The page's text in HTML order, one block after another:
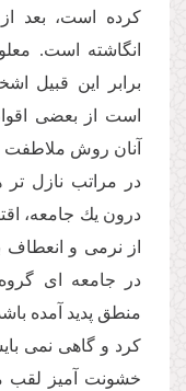
كرده است، بعد
انگاشته است.
برابر این قبیل
است از بعضى
آنان روش
در مراتب نازل
درون یك جامعه،
از نرمى و
در جامعه اى
منطق پدید آمده
كرد و گاهى نمى
خشونت آمیز لقب